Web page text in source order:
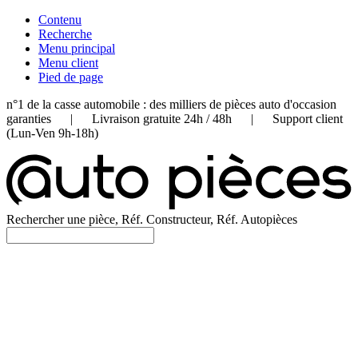
Contenu
Recherche
Menu principal
Menu client
Pied de page
n°1 de la casse automobile : des milliers de pièces auto d'occasion
garanties | Livraison gratuite 24h / 48h | Support client
(Lun-Ven 9h-18h)
Rechercher une pièce, Réf. Constructeur, Réf. Autopièces